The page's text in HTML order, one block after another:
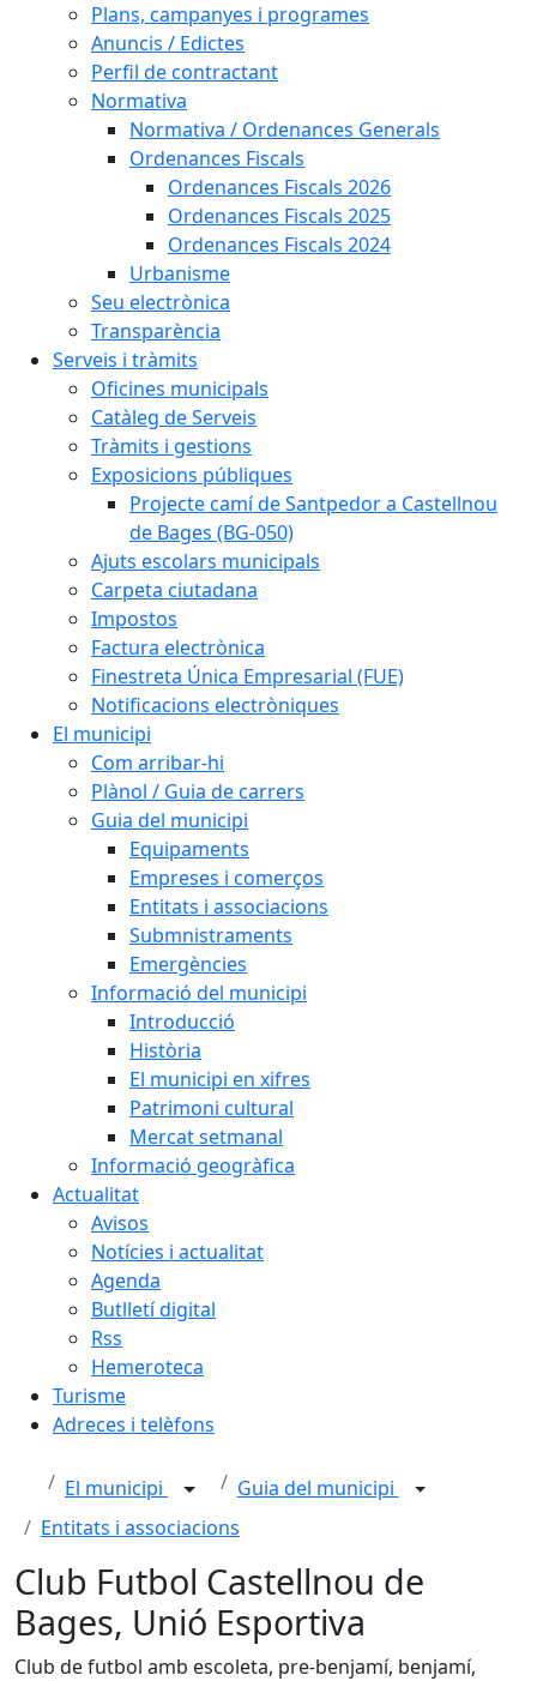
Plans, campanyes i programes
Anuncis / Edictes
Perfil de contractant
Normativa
Normativa / Ordenances Generals
Ordenances Fiscals
Ordenances Fiscals 2026
Ordenances Fiscals 2025
Ordenances Fiscals 2024
Urbanisme
Seu electrònica
Transparència
Serveis i tràmits
Oficines municipals
Catàleg de Serveis
Tràmits i gestions
Exposicions públiques
Projecte camí de Santpedor a Castellnou
de Bages (BG-050)
Ajuts escolars municipals
Carpeta ciutadana
Impostos
Factura electrònica
Finestreta Única Empresarial (FUE)
Notificacions electròniques
El municipi
Com arribar-hi
Plànol / Guia de carrers
Guia del municipi
Equipaments
Empreses i comerços
Entitats i associacions
Submnistraments
Emergències
Informació del municipi
Introducció
Història
El municipi en xifres
Patrimoni cultural
Mercat setmanal
Informació geogràfica
Actualitat
Avisos
Notícies i actualitat
Agenda
Butlletí digital
Rss
Hemeroteca
Turisme
Adreces i telèfons
El municipi
Guia del municipi
Entitats i associacions
Club Futbol Castellnou de
Bages, Unió Esportiva
Club de futbol amb escoleta, pre-benjamí, benjamí,